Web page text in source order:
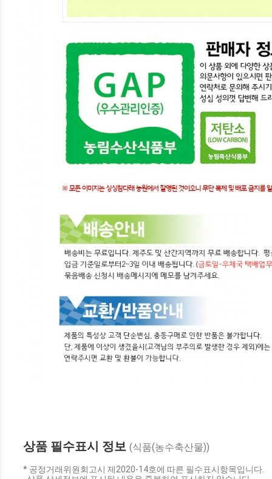
상품 필수표시 정보 (식품(농수축산물))
* 공정거래위원회고시 제2020-14호에 따른 필수표시항목입니다.